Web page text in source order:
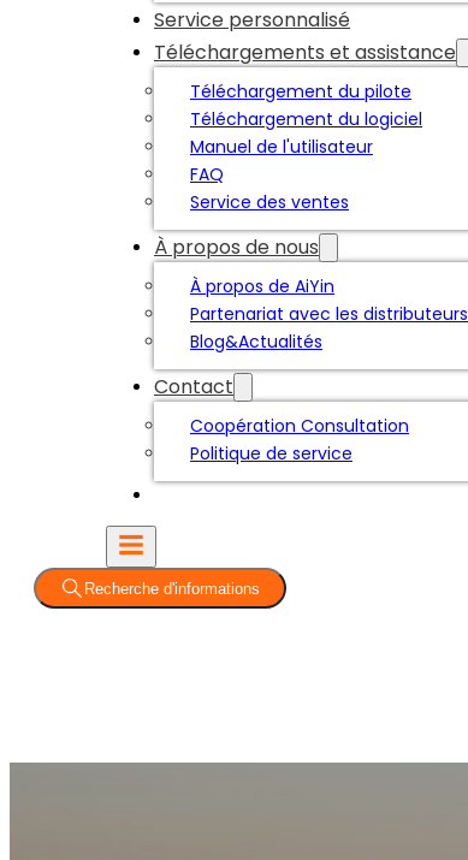
Service personnalisé
Téléchargements et assistance
Téléchargement du pilote
Téléchargement du logiciel
Manuel de l'utilisateur
FAQ
Service des ventes
À propos de nous
À propos de AiYin
Partenariat avec les distributeurs
Blog&Actualités
Contact
Coopération Consultation
Politique de service
Recherche d'informations